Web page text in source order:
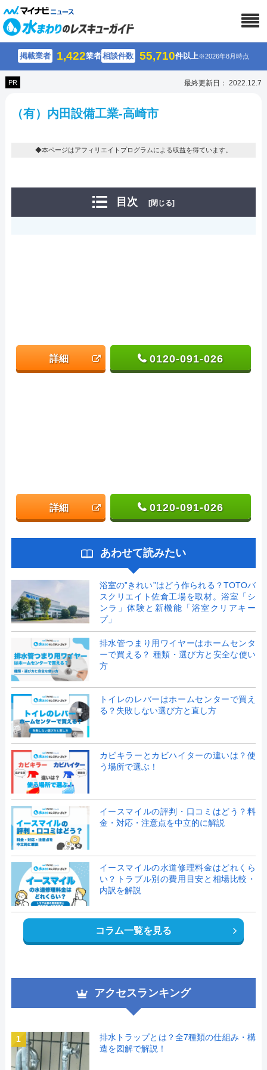
掲載業者 1,422業者相談件数 55,710件以上※2026年8月時点
PR 最終更新日： 2022.12.7
（有）内田設備工業-高崎市
◆本ページはアフィリエイトプログラムによる収益を得ています。
目次 [閉じる]
詳細 0120-091-026
詳細 0120-091-026
あわせて読みたい
浴室の”きれい”はどう作られる？TOTOバ
スクリエイト佐倉工場を取材。浴室「シ
ンラ」体験と新機能「浴室クリアキー
プ」
排水管つまり用ワイヤーはホームセンタ
ーで買える？ 種類・選び方と安全な使い
方
トイレのレバーはホームセンターで買え
る？失敗しない選び方と直し方
カビキラーとカビハイターの違いは？使
う場所で選ぶ！
イースマイルの評判・口コミはどう？料
金・対応・注意点を中立的に解説
イースマイルの水道修理料金はどれくら
い？トラブル別の費用目安と相場比較・
内訳を解説
コラム一覧を見る
アクセスランキング
1
排水トラップとは？全7種類の仕組み・構
造を図解で解説！